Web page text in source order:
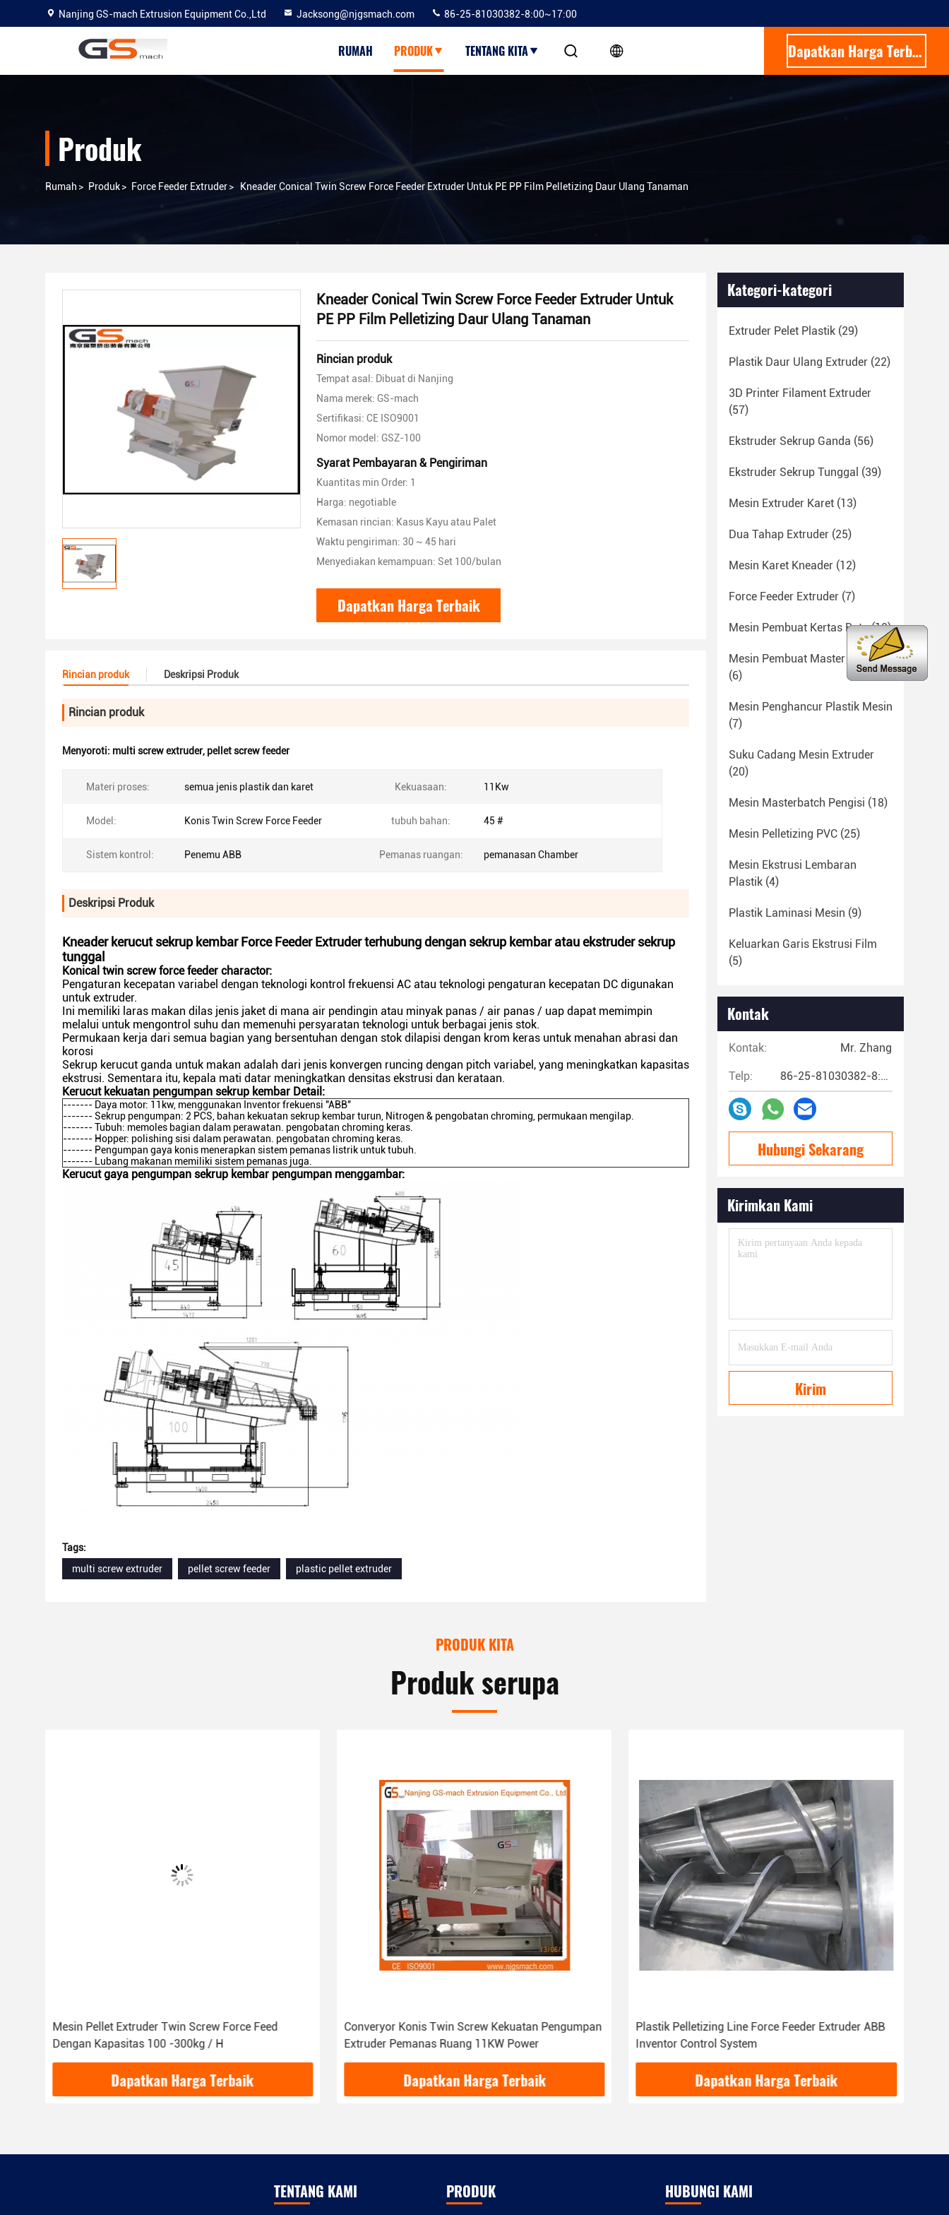
Nanjing GS-mach Extrusion Equipment Co.,Ltd Jacksong@njgsmach.com 86-25-81030382-8:00~17:00
RUMAH PRODUK TENTANG KITA Dapatkan Harga Terbaik
Produk
Rumah > Produk> Force Feeder Extruder> Kneader Conical Twin Screw Force Feeder Extruder Untuk PE PP Film Pelletizing Daur Ulang Tanaman
Kneader Conical Twin Screw Force Feeder Extruder Untuk
PE PP Film Pelletizing Daur Ulang Tanaman
Rincian produk
Tempat asal: Dibuat di Nanjing
Nama merek: GS-mach
Sertifikasi: CE ISO9001
Nomor model: GSZ-100
Syarat Pembayaran & Pengiriman
Kuantitas min Order: 1
Harga: negotiable
Kemasan rincian: Kasus Kayu atau Palet
Waktu pengiriman: 30 ~ 45 hari
Menyediakan kemampuan: Set 100/bulan
Dapatkan Harga Terbaik
Rincian produk Deskripsi Produk
Rincian produk
Menyoroti: multi screw extruder, pellet screw feeder
Materi proses: semua jenis plastik dan karet Kekuasaan: 11Kw
Model: Konis Twin Screw Force Feeder tubuh bahan: 45 #
Sistem kontrol: Penemu ABB Pemanas ruangan: pemanasan Chamber
Deskripsi Produk
Kneader kerucut sekrup kembar Force Feeder Extruder terhubung dengan sekrup kembar atau ekstruder sekrup
tunggal
Konical twin screw force feeder charactor:
Pengaturan kecepatan variabel dengan teknologi kontrol frekuensi AC atau teknologi pengaturan kecepatan DC digunakan
untuk extruder.
Ini memiliki laras makan dilas jenis jaket di mana air pendingin atau minyak panas / air panas / uap dapat memimpin
melalui untuk mengontrol suhu dan memenuhi persyaratan teknologi untuk berbagai jenis stok.
Permukaan kerja dari semua bagian yang bersentuhan dengan stok dilapisi dengan krom keras untuk menahan abrasi dan
korosi
Sekrup kerucut ganda untuk makan adalah dari jenis konvergen runcing dengan pitch variabel, yang meningkatkan kapasitas
ekstrusi. Sementara itu, kepala mati datar meningkatkan densitas ekstrusi dan kerataan.
Kerucut kekuatan pengumpan sekrup kembar Detail:
------- Daya motor: 11kw, menggunakan Inventor frekuensi "ABB"
------- Sekrup pengumpan: 2 PCS, bahan kekuatan sekrup kembar turun, Nitrogen & pengobatan chroming, permukaan mengilap.
------- Tubuh: memoles bagian dalam perawatan. pengobatan chroming keras.
------- Hopper: polishing sisi dalam perawatan. pengobatan chroming keras.
------- Pengumpan gaya konis menerapkan sistem pemanas listrik untuk tubuh.
------- Lubang makanan memiliki sistem pemanas juga.
Kerucut gaya pengumpan sekrup kembar pengumpan menggambar:
Tags:
multi screw extruder
pellet screw feeder plastic pellet extruder
Kategori-kategori
Extruder Pelet Plastik (29)
Plastik Daur Ulang Extruder (22)
3D Printer Filament Extruder
(57)
Ekstruder Sekrup Ganda (56)
Ekstruder Sekrup Tunggal (39)
Mesin Extruder Karet (13)
Dua Tahap Extruder (25)
Mesin Karet Kneader (12)
Force Feeder Extruder (7)
Mesin Pembuat Kertas Batu(10)
Mesin Pembuat Master Batch
(6)
Mesin Penghancur Plastik Mesin
(7)
Suku Cadang Mesin Extruder
(20)
Mesin Masterbatch Pengisi (18)
Mesin Pelletizing PVC (25)
Mesin Ekstrusi Lembaran
Plastik (4)
Plastik Laminasi Mesin (9)
Keluarkan Garis Ekstrusi Film
(5)
Kontak
Kontak: Mr. Zhang
Telp: 86-25-81030382-8:00~17:00
Hubungi Sekarang
Kirimkan Kami
Kirim
PRODUK KITA
Produk serupa
Converyor Konis Twin Screw Kekuatan Pengumpan
Extruder Pemanas Ruang 11KW Power
Dapatkan Harga Terbaik
Plastik Pelletizing Line Force Feeder Extruder ABB
Inventor Control System
Dapatkan Harga Terbaik
Kneader Conical Twin Screw Force Feeder Extruder
Untuk PE PP Film Pelletizing Daur Ulang Tanaman
Dapatkan Harga Terbaik
TENTANG KAMI PRODUK HUBUNGI KAMI